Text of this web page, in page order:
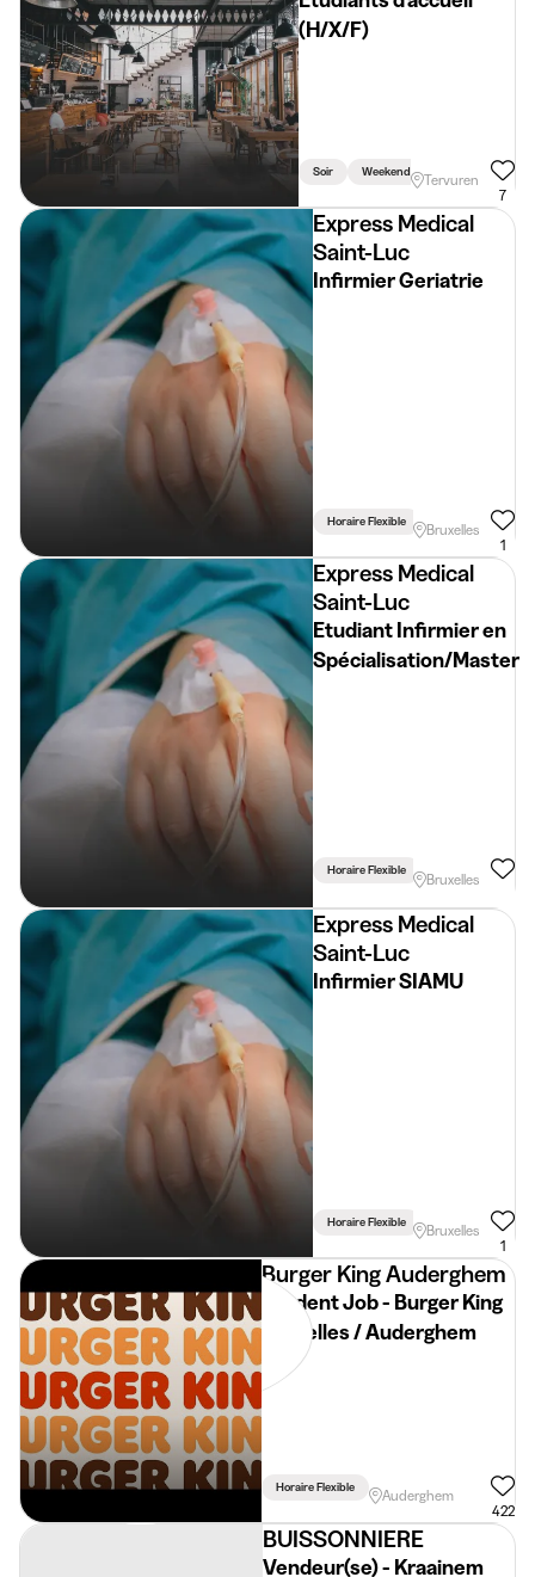
(H/X/F)
Soir Weekend
Tervuren
7
Express Medical
Saint-Luc
Infirmier Geriatrie
Horaire Flexible Lié Aux Études
Bruxelles
1
Express Medical
Saint-Luc
Etudiant Infirmier en
Spécialisation/Master
Horaire Flexible Lié Aux Études
Bruxelles
Express Medical
Saint-Luc
Infirmier SIAMU
Horaire Flexible Lié Aux Études
Bruxelles
1
Burger King Auderghem
Student Job - Burger King
Bruxelles / Auderghem
Horaire Flexible
Auderghem
422
BUISSONNIERE
Vendeur(se) - Kraainem